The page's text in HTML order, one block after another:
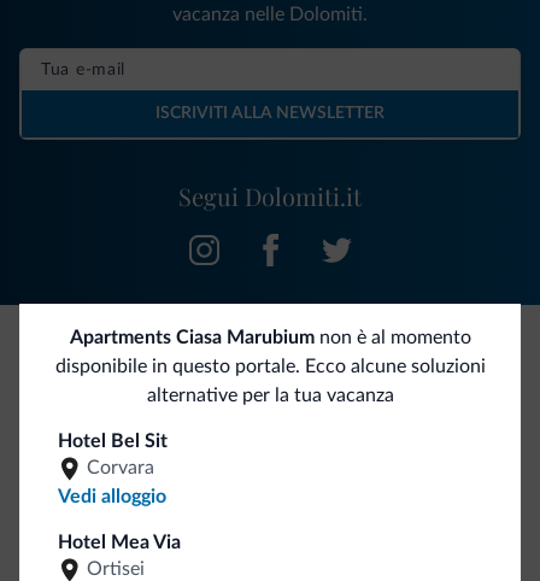
Apartments Ciasa Marubiumnon è al momento
disponibile in questo portale. Ecco alcune soluzioni
alternative per la tua vacanza
Hotel Bel Sit
Corvara
Vedi alloggio
Hotel Mea Via
Ortisei
Segui Dolomiti.it
vacanza nelle Dolomiti.
ISCRIVITI ALLA NEWSLETTER
Be Original, scopri la nuova collezione
Dolomiti.it!